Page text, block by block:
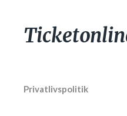
Privatlivspolitik